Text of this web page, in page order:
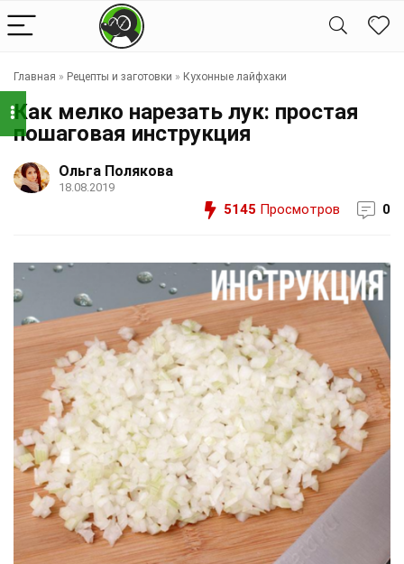
Главная » Рецепты и заготовки » Кухонные лайфхаки
Как мелко нарезать лук: простая
пошаговая инструкция
Ольга Полякова
18.08.2019
5145 Просмотров 0